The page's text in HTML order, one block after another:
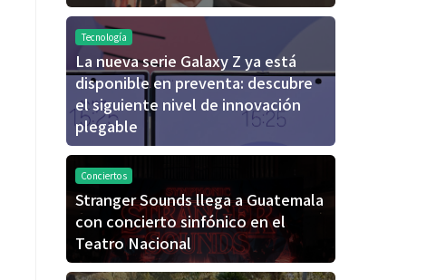
Tecnología
La nueva serie Galaxy Z ya está
disponible en preventa: descubre
el siguiente nivel de innovación
plegable
Conciertos
Stranger Sounds llega a Guatemala
con concierto sinfónico en el
Teatro Nacional